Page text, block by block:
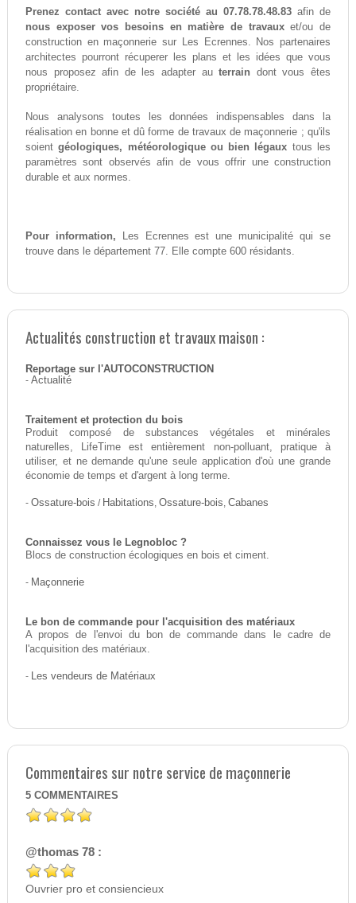
Prenez contact avec notre société au 07.78.78.48.83 afin de
nous exposer vos besoins en matière de travauxet/ou de
construction en maçonnerie sur Les Ecrennes. Nos partenaires
architectes pourront récuperer les plans et les idées que vous
nous proposez afin de les adapter auterrain dont vous êtes
propriétaire.
Nous analysons toutes les données indispensables dans la
réalisation en bonne et dû forme de travaux de maçonnerie ; qu'ils
soientgéologiques, météorologique ou bien légaux tous les
paramètres sont observés afin de vous offrir une construction
durable et aux normes.
Pour information, Les Ecrennes est une municipalité qui se
trouve dans le département 77. Elle compte 600 résidants.
Actualités construction et travaux maison :
Reportage sur l'AUTOCONSTRUCTION
- Actualité
Traitement et protection du bois
Produit composé de substances végétales et minérales
naturelles, LifeTime est entièrement non-polluant, pratique à
utiliser, et ne demande qu'une seule application d'où une grande
économie de temps et d'argent à long terme.
- Ossature-bois / Habitations, Ossature-bois, Cabanes
Connaissez vous le Legnobloc ?
Blocs de construction écologiques en bois et ciment.
- Maçonnerie
Le bon de commande pour l'acquisition des matériaux
A propos de l'envoi du bon de commande dans le cadre de
l'acquisition des matériaux.
- Les vendeurs de Matériaux
Commentaires sur notre service de maçonnerie
5 COMMENTAIRES
@thomas 78 :
Ouvrier pro et consiencieux